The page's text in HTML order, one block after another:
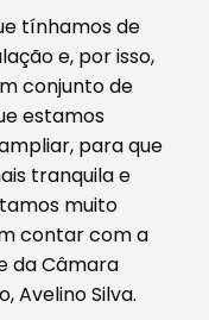
tínhamos de
e, por isso,
conjunto de
estamos
para que
tranquila e
muito
contar com a
da Câmara
Avelino Silva.